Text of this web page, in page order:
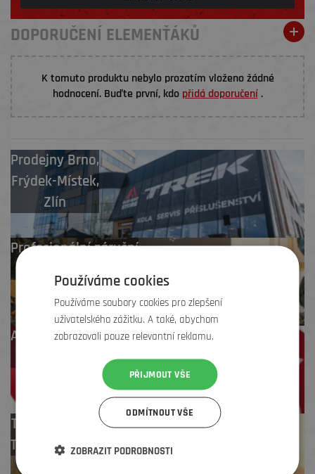
DOPORUČENÍ ELEMENŤÁKŮ
K tomuto produktu nebylo prozatím vloženo žádné
hodnocení. Buďte první, kdo přidá doporučení.
ProdejnyBrno,
Frýdek-Místek,
Zlín
Profesionální záruční
Až 4 % cashback
Test centrum
TREK zdarma
Používáme cookies
Používáme soubory cookies pro zlepšení
uživatelského zážitku. A také, abychom
zobrazovali pouze relevantní reklamu.
PŘIJMOUT VŠE
ODMÍTNOUT VŠE
ZOBRAZIT PODROBNOSTI